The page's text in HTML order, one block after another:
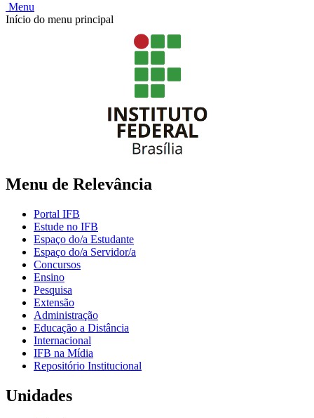
Menu
Início do menu principal
Menu de Relevância
Portal IFB
Estude no IFB
Espaço do/a Estudante
Espaço do/a Servidor/a
Concursos
Ensino
Pesquisa
Extensão
Administração
Educação a Distância
Internacional
IFB na Mídia
Repositório Institucional
Unidades